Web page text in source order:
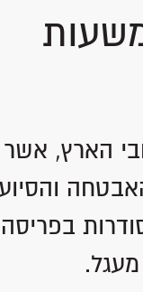
הארץ, אשר